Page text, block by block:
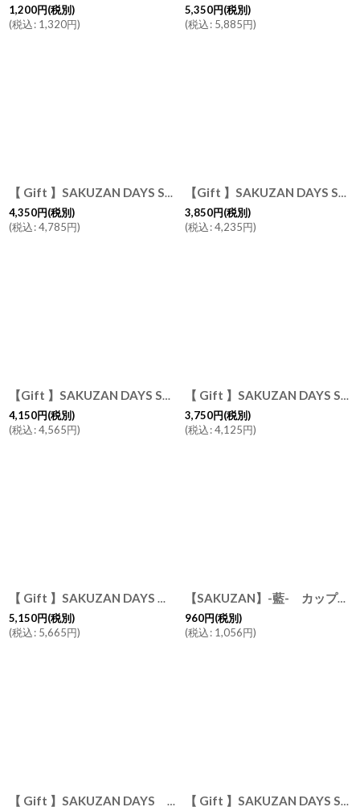
1,200円(税別)
(税込: 1,320円)
5,350円(税別)
(税込: 5,885円)
【 Gift 】SAKUZAN DAYS Sara ストライププレートM φ19cm 2枚セット
4,350円(税別)
(税込:4,785円)
【Gift 】SAKUZAN DAYS Sara 10" プレート L 26cm 皿 磁器 日本製
3,850円(税別)
(税込:4,235円)
【Gift 】SAKUZAN DAYS Sara ストライププレート L 27cm 皿 磁器 日本製
4,150円(税別)
(税込:4,565円)
【 Gift 】SAKUZAN DAYS Sara オーバル L 29cm/Oval L 日本製 クリーム グレイ
3,750円(税別)
(税込:4,125円)
【 Gift 】SAKUZAN DAYS ストライプ マグカップ 2個セット DAYS ホワイト ブロンズ Stripe Mug cup 日本製 美濃焼
5,150円(税別)
(税込: 5,665円)
【SAKUZAN】-藍- カップ ブルーグラデーション/ターコイズ/ミント/湯呑み/コップ/ミニカップ/カップ/
960円(税別)
(税込: 1,056円)
【 Gift 】SAKUZAN DAYS Sara カップ&ソーサー ２客セット ７色 Cup&Saucer 日本製 陶器 【 Gift 】SAKUZAN DAYS Sara ストライプ カップ&ソーサー ペアセット ７色 ギフトセット Stripe Cup&Saucer 日本製 磁器